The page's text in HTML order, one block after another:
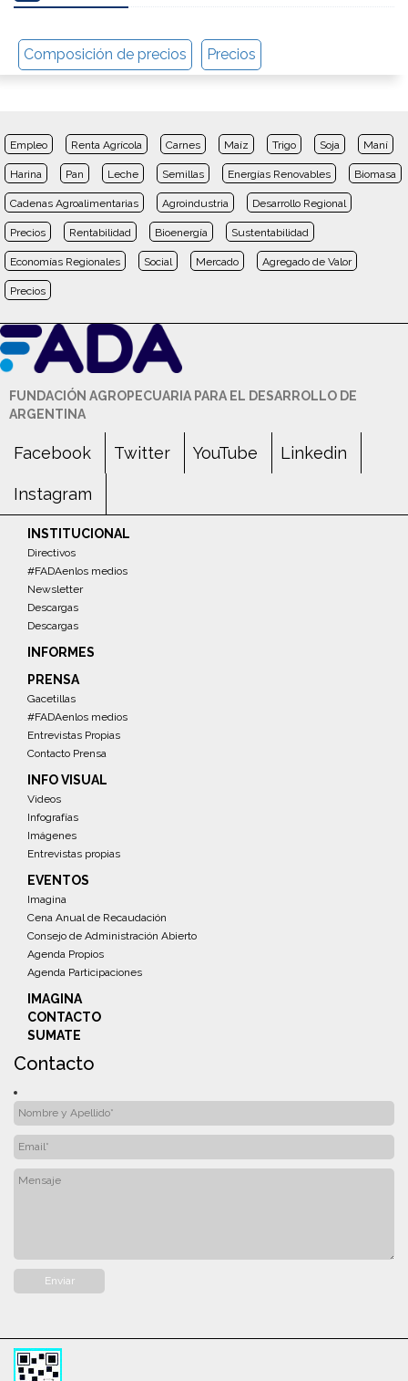
Composición de precios Precios
Empleo Renta Agrícola Carnes Maíz Trigo Soja Maní
Harina Pan Leche Semillas Energías Renovables Biomasa
Cadenas Agroalimentarias Agroindustria Desarrollo Regional
Precios Rentabilidad Bioenergía Sustentabilidad
Economías Regionales Social Mercado Agregado de Valor
Precios
FUNDACIÓN AGROPECUARIA PARA EL DESARROLLO DE
ARGENTINA
Facebook Twitter YouTube Linkedin
Instagram
INSTITUCIONAL
Directivos
#FADAenlos medios
Newsletter
Descargas
Descargas
INFORMES
PRENSA
Gacetillas
#FADAenlos medios
Entrevistas Propias
Contacto Prensa
INFO VISUAL
Videos
Infografías
Imágenes
Entrevistas propias
EVENTOS
Imagina
Cena Anual de Recaudación
Consejo de Administración Abierto
Agenda Propios
Agenda Participaciones
IMAGINA
CONTACTO
SUMATE
Contacto